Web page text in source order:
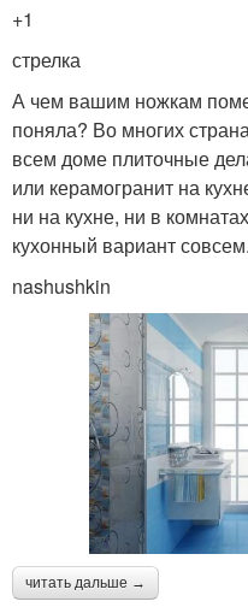
+1
стрелка
А чем вашим ножкам
поняла? Во многих
всем доме плиточные
или керамогранит на
ни на кухне, ни в
кухонный вариант совсем.
nashushkin
читать дальше →